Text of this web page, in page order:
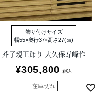
飾り付けサイズ
幅55×奥行37×高さ27(㎝)
芥子親王飾り 大久保寿峰作
¥305,800 税込
在庫切れ